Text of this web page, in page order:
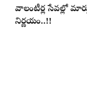
వాలంటీర్ల సేవల్లో
నిర్ణయం..!!